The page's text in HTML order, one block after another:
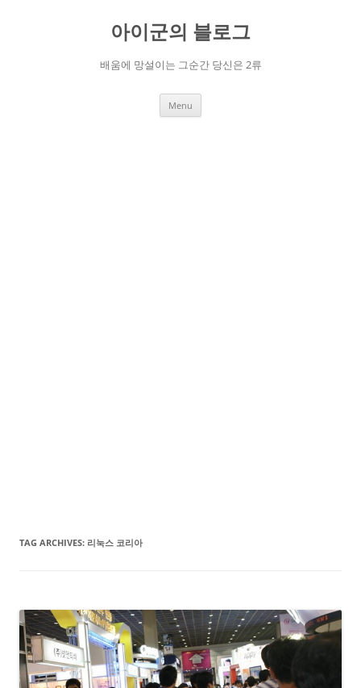
아이군의 블로그
배움에 망설이는 그순간 당신은 2류
Menu
TAG ARCHIVES: 리눅스 코리아